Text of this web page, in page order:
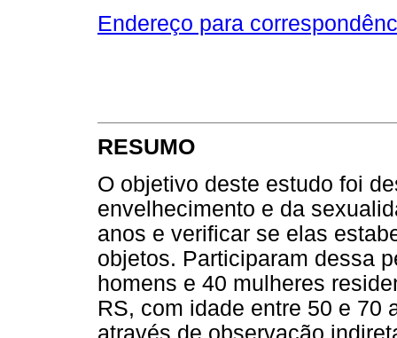
Endereço para
RESUMO
O objetivo deste estudo foi
envelhecimento e da
anos e verificar se elas
objetos. Participaram dessa
homens e 40 mulheres
RS, com idade entre 50 e 70
através de observação